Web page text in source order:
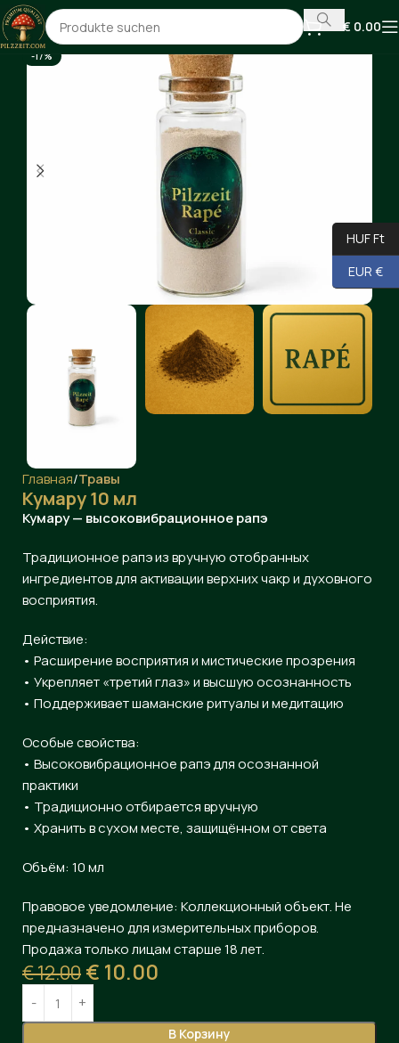
€ 0.00
-17%
Главная Травы
Кумару 10 мл
Кумару — высоковибрационное рапэ
Традиционное рапэ из вручную отобранных
ингредиентов для активации верхних чакр и духовного
восприятия.
Действие:
• Расширение восприятия и мистические прозрения
• Укрепляет «третий глаз» и высшую осознанность
• Поддерживает шаманские ритуалы и медитацию
Особые свойства:
• Высоковибрационное рапэ для осознанной
практики
• Традиционно отбирается вручную
• Хранить в сухом месте, защищённом от света
Объём: 10 мл
Правовое уведомление: Коллекционный объект. Не
предназначено для измерительных приборов.
Продажа только лицам старше 18 лет.
€12.00 € 10.00
В Корзину
HUF Ft
EUR €